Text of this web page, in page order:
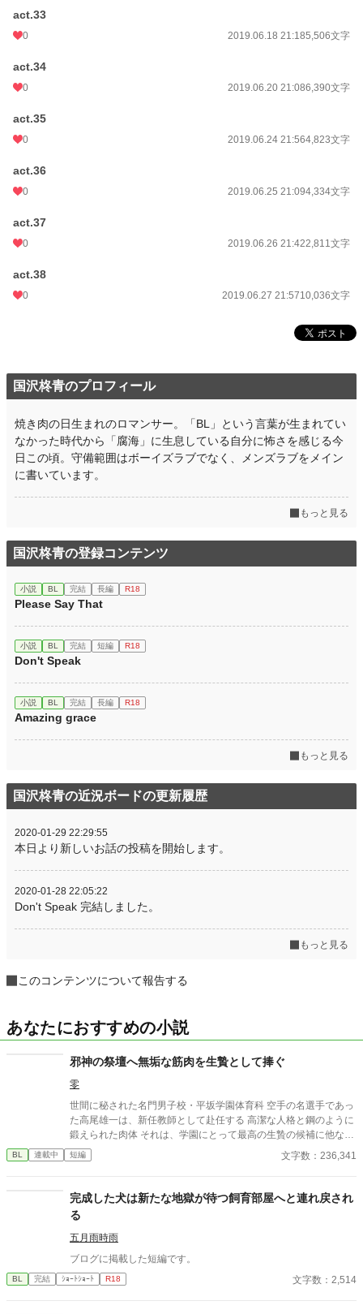
act.33
0 2019.06.18 21:185,506文字
act.34
0 2019.06.20 21:086,390文字
act.35
0 2019.06.24 21:564,823文字
act.36
0 2019.06.25 21:094,334文字
act.37
0 2019.06.26 21:422,811文字
act.38
0 2019.06.27 21:5710,036文字
国沢柊青のプロフィール
焼き肉の日生まれのロマンサー。「BL」という言葉が生まれてい
なかった時代から「腐海」に生息している自分に怖さを感じる今
日この頃。守備範囲はボーイズラブでなく、メンズラブをメイン
に書いています。
もっと見る
国沢柊青の登録コンテンツ
小説 BL 完結 長編 R18
Please Say That
小説 BL 完結 短編 R18
Don't Speak
小説 BL 完結 長編 R18
Amazing grace
もっと見る
国沢柊青の近況ボードの更新履歴
2020-01-29 22:29:55
本日より新しいお話の投稿を開始します。
2020-01-28 22:05:22
Don't Speak 完結しました。
もっと見る
このコンテンツについて報告する
あなたにおすすめの小説
邪神の祭壇へ無垢な筋肉を生贄として捧ぐ
零
世間に秘された名門男子校・平坂学園体育科 空手の名選手であっ
た高尾雄一は、新任教師として赴任する 高潔な人格と鋼のように
鍛えられた肉体 それは、学園にとって最高の生贄の候補に他なら
なかった 至高の筋肉を持つ、精神を削られ意志をなくした青年を
太古の神に捧げるため、“水”、“風”、“土”の信奉者達が暗躍する 意
校で繰り広げられるダークファンタジー
BL 連載中 短編 文字数：236,341
完成した犬は新たな地獄が待つ飼育部屋へと連れ戻され
る
五月雨時雨
ブログに掲載した短編です。
BL 完結 ｼｮｰﾄｼｮｰﾄ R18 文字数：2,514